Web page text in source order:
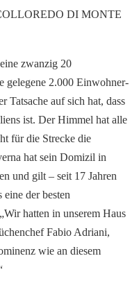
DI MONTE
zwanzig 20
gelegene 2.000 Einwohner-
Tatsache auf sich hat, dass
ist. Der Himmel hat alle
für die Strecke die
hat sein Domizil in
und gilt – seit 17 Jahren
der besten
hatten in unserem Haus
Fabio Adriani,
wie an diesem